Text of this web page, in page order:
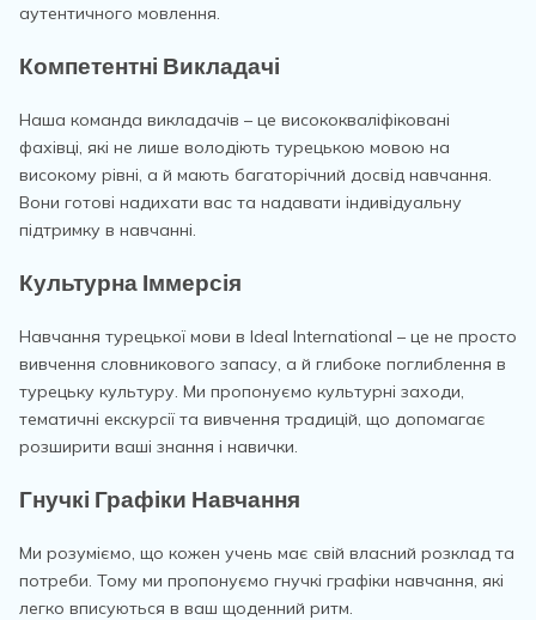
аутентичного мовлення.
Компетентні Викладачі
Наша команда викладачів – це висококваліфіковані
фахівці, які не лише володіють турецькою мовою на
високому рівні, а й мають багаторічний досвід навчання.
Вони готові надихати вас та надавати індивідуальну
підтримку в навчанні.
Культурна Іммерсія
Навчання турецької мови в Ideal International – це не просто
вивчення словникового запасу, а й глибоке поглиблення в
турецьку культуру. Ми пропонуємо культурні заходи,
тематичні екскурсії та вивчення традицій, що допомагає
розширити ваші знання і навички.
Гнучкі Графіки Навчання
Ми розуміємо, що кожен учень має свій власний розклад та
потреби. Тому ми пропонуємо гнучкі графіки навчання, які
легко вписуються в ваш щоденний ритм.